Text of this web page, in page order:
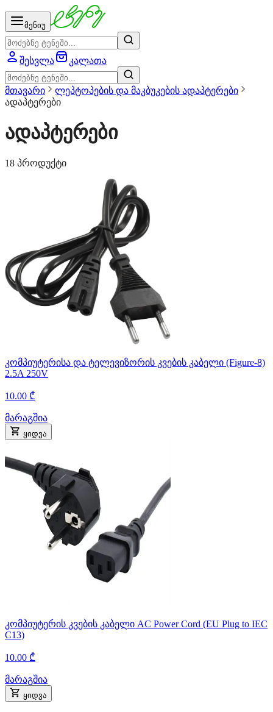
მენიუ
შესვლა კალათა
მთავარი
ლეპტოპების და მაკბუკების ადაპტერები
ადაპტერები
ადაპტერები
18 პროდუქტი
კომპიუტერისა და ტელევიზორის კვების კაბელი (Figure-8)
2.5A 250V
10.00 ₾
მარაგშია
ყიდვა
კომპიუტერის კვების კაბელი AC Power Cord (EU Plug to IEC
C13)
10.00 ₾
მარაგშია
ყიდვა